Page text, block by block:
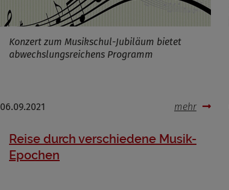
Konzert zum Musikschul-Jubiläum bietet
abwechslungsreichens Programm
06.09.2021 mehr
Reise durch verschiedene Musik-
Epochen